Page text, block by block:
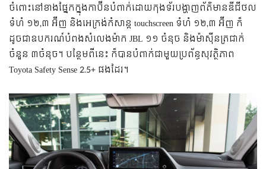
ចំពោះនៅខាងផ្នែកក្នុងកាប៊ីនបំពាក់ដោយកុងទ័របង្ហាញព័ត៌មានឌីជីថល
ទំហំ ១២,៣ អ៊ីញ និងអេក្រង់កំសាន្ត touchscreen ទំហំ ១២,៣ អ៊ីញ ក៏
ដូចជាឧបករណ៍បំពងសំលេងម៉ាក JBL ១១ ចំនុច និងម៉ាសុីនត្រជាក់
ចំនួន ៣ចំនុច។ បន្ថែមពីនេះ ក៏បានបំពាក់ជាមួយប្រព័ន្ធសុវត្ថិភាព
Toyota Safety Sense 2.5+ ផងដែរ។